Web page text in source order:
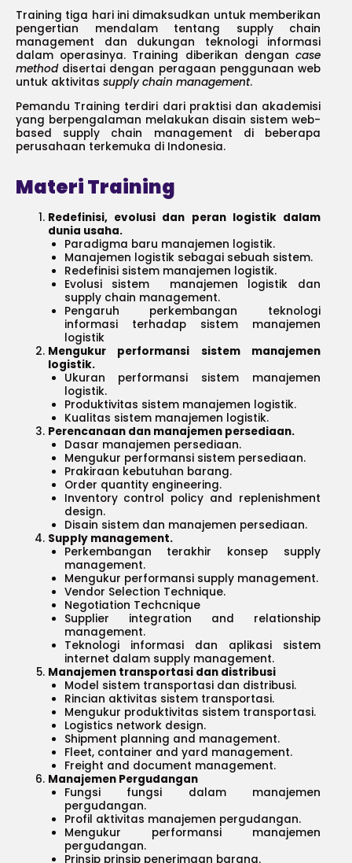
Training tiga hari ini dimaksudkan untuk memberikan
pengertian mendalam tentang supply chain
management dan dukungan teknologi informasi
dalam operasinya. Training diberikan dengan case
methoddisertai dengan peragaan penggunaan web
untuk aktivitas supply chain management.
Pemandu Training terdiri dari praktisi dan akademisi
yang berpengalaman melakukan disain sistem web-
based supply chain management di beberapa
perusahaan terkemuka di Indonesia.
Materi Training
Redefinisi, evolusi dan peran logistik dalam
dunia usaha.
Paradigma baru manajemen logistik.
Manajemen logistik sebagai sebuah sistem.
Redefinisi sistem manajemen logistik.
Evolusi sistem manajemen logistik dan
supply chain management.
Pengaruh perkembangan teknologi
informasi terhadap sistem manajemen
logistik
Mengukur performansi sistem manajemen
logistik.
Ukuran performansi sistem manajemen
logistik.
Produktivitas sistem manajemen logistik.
Kualitas sistem manajemen logistik.
Perencanaan dan manajemen persediaan.
Dasar manajemen persediaan.
Mengukur performansi sistem persediaan.
Prakiraan kebutuhan barang.
Order quantity engineering.
Inventory control policy and replenishment
design.
Disain sistem dan manajemen persediaan.
Supply management.
Perkembangan terakhir konsep supply
management.
Mengukur performansi supply management.
Vendor Selection Technique.
Negotiation Techcnique
Supplier integration and relationship
management.
Teknologi informasi dan aplikasi sistem
internet dalam supply management.
Manajemen transportasi dan distribusi
Model sistem transportasi dan distribusi.
Rincian aktivitas sistem transportasi.
Mengukur produktivitas sistem transportasi.
Logistics network design.
Shipment planning and management.
Fleet, container and yard management.
Freight and document management.
Manajemen Pergudangan
Fungsi fungsi dalam manajemen
pergudangan.
Profil aktivitas manajemen pergudangan.
Mengukur performansi manajemen
pergudangan.
Prinsip prinsip penerimaan barang.